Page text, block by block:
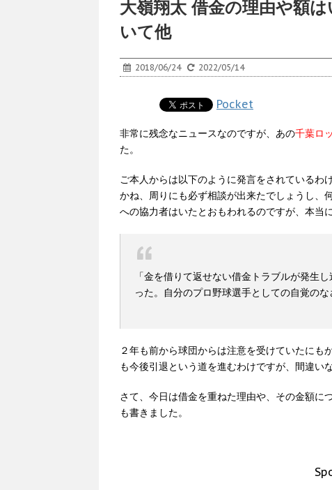
大嶺翔太 借金の理由や額
いて他
2018/06/24 2022/05/14
Pocket
非常に残念なニュースなのですが、あの千葉ロ
た。
ご本人からは以下のように発言をされているわ
かね、周りにも必ず相談が出来たでしょうし、
への協力者はいたとおもわれるのですが、本当
「金を借りて返せない借金トラブルが発生
った。自分のプロ野球選手としての自覚のな
２年も前から球団からは注意を受けていたにも
も今後引退という道を進むわけですが、間違い
さて、今日は借金を重ねた理由や、その金額に
も書きました。